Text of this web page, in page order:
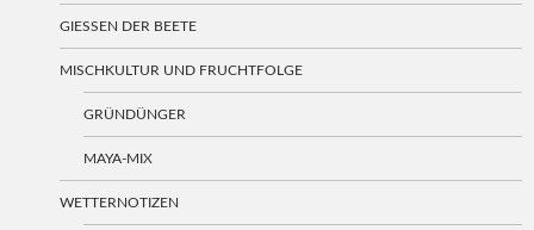
GIESSEN DER BEETE
MISCHKULTUR UND FRUCHTFOLGE
GRÜNDÜNGER
MAYA-MIX
WETTERNOTIZEN